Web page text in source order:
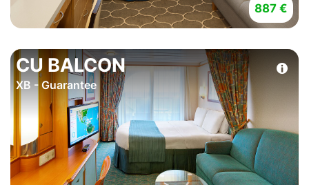
887 €
CU BALCON
XB - Guarantee